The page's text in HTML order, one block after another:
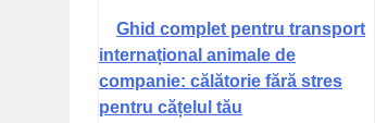
Ghid complet pentru transport
internațional animale de
companie: călătorie fără stres
pentru cățelul tău